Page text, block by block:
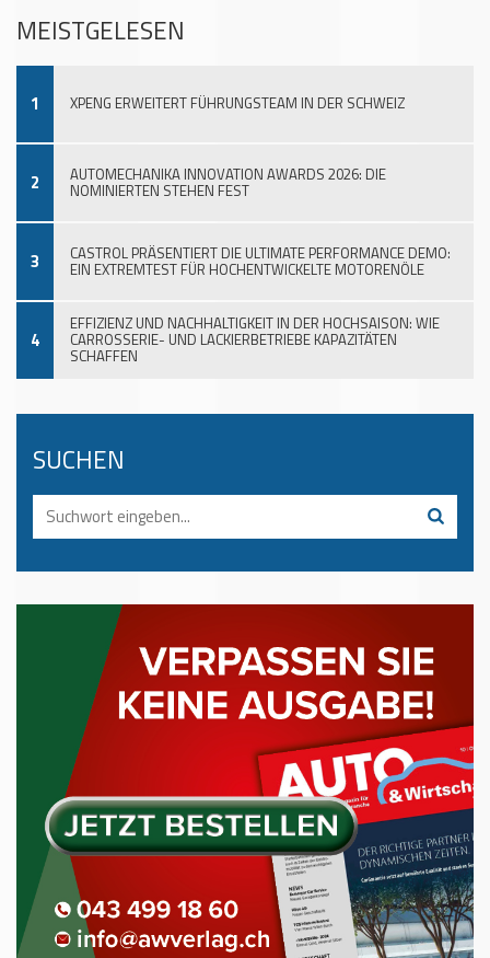
MEISTGELESEN
1 XPENG ERWEITERT FÜHRUNGSTEAM IN DER SCHWEIZ
2 AUTOMECHANIKA INNOVATION AWARDS 2026: DIE
NOMINIERTEN STEHEN FEST
3 CASTROL PRÄSENTIERT DIE ULTIMATE PERFORMANCE DEMO:
EIN EXTREMTEST FÜR HOCHENTWICKELTE MOTORENÖLE
4
EFFIZIENZ UND NACHHALTIGKEIT IN DER HOCHSAISON: WIE
CARROSSERIE- UND LACKIERBETRIEBE KAPAZITÄTEN
SCHAFFEN
SUCHEN